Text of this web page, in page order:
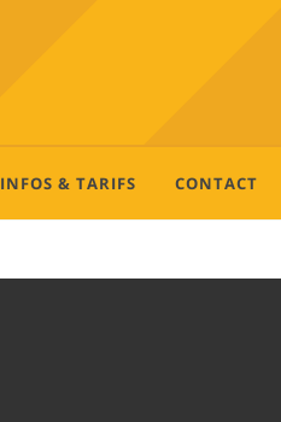
INFOS & TARIFS CONTACT